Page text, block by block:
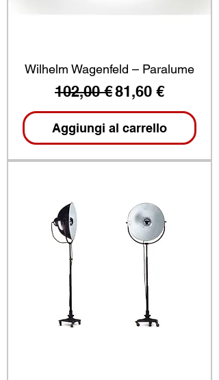
Wilhelm Wagenfeld – Paralume
Prezzo regolare
102,00 €Prezzo scontato
81,60 €
Aggiungi al carrello